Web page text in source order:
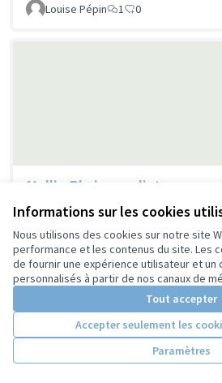
Informations sur les cookies
Nous utilisons des cookies sur notre site
performance et les contenus du site. Les
de fournir une expérience utilisateur et un
personnalisés à partir de nos canaux de
Tout accepter
Accepter seulement les
Paramètres
Louise Pépin 1 0
Nellie Bly journaliste
La Brigade Olympe de Gouges